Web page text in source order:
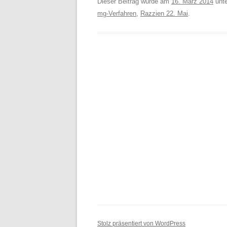
mg-Verfahren, Razzien 22. Mai.
Stolz präsentiert von WordPress